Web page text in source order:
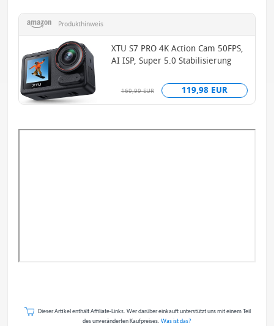
Produkthinweis
XTU S7 PRO 4K Action Cam 50FPS,
AI ISP, Super 5.0 Stabilisierung
119,98 EUR
169,99 EUR
Dieser Artikel enthält Affiliate-Links. Wer darüber einkauft unterstützt uns mit einem Teil
des unveränderten Kaufpreises. Was ist das?